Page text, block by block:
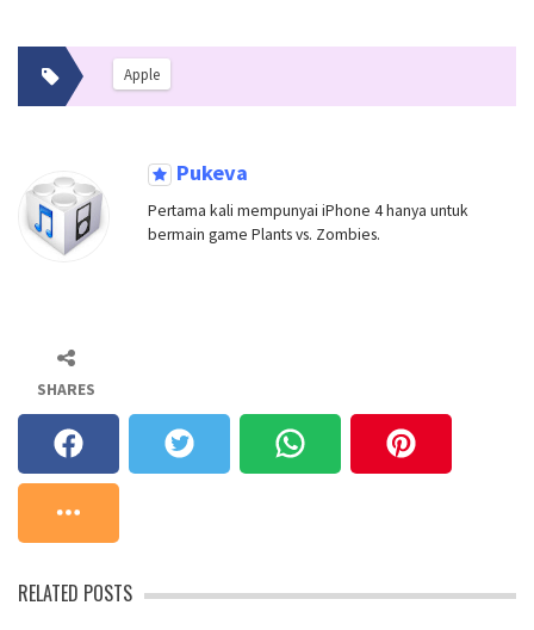
Apple
Pukeva
Pertama kali mempunyai iPhone 4 hanya untuk
bermain game Plants vs. Zombies.
SHARES
RELATED POSTS